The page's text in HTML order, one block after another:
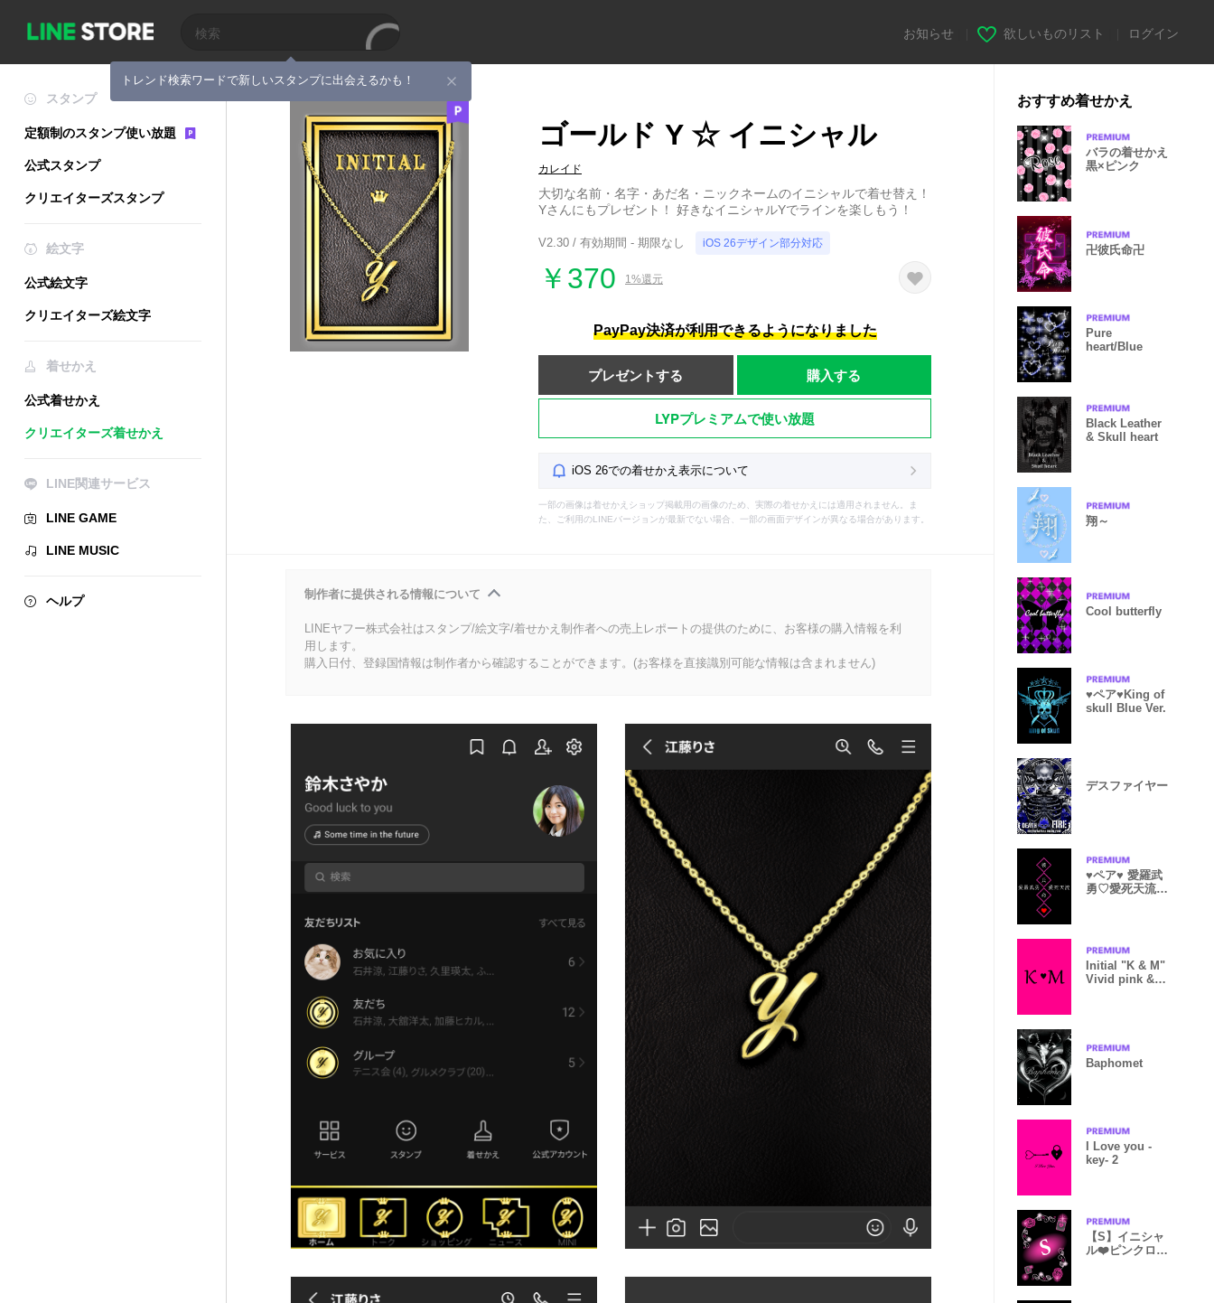
トレンド検索ワードで新しいスタンプに出会えるかも！
お知らせ 欲しいものリスト ログイン
スタンプ
定額制のスタンプ使い放題
公式スタンプ
クリエイターズスタンプ
絵文字
公式絵文字
クリエイターズ絵文字
着せかえ
公式着せかえ
クリエイターズ着せかえ
LINE関連サービス
LINE GAME
LINE MUSIC
ヘルプ
ゴールド Y ☆ イニシャル
カレイド
大切な名前・名字・あだ名・ニックネームのイニシャルで着せ替え！
Yさんにもプレゼント！ 好きなイニシャルYでラインを楽しもう！
V2.30 / 有効期間 - 期限なし iOS 26デザイン部分対応
￥370 1%還元
PayPay決済が利用できるようになりました
プレゼントする 購入する
LYPプレミアムで使い放題
iOS 26での着せかえ表示について
一部の画像は着せかえショップ掲載用の画像のため、実際の着せかえには適用されません。ま
た、ご利用のLINEバージョンが最新でない場合、一部の画面デザインが異なる場合があります。
制作者に提供される情報について
LINEヤフー株式会社はスタンプ/絵文字/着せかえ制作者への売上レポートの提供のために、お客様の購入情報を利
用します。
購入日付、登録国情報は制作者から確認することができます。(お客様を直接識別可能な情報は含まれません)
おすすめ着せかえ
バラの着せかえ
黒×ピンク
卍彼氏命卍
Pure
heart/Blue
Black Leather
& Skull heart
翔～
Cool butterfly
♥ペア♥King of
skull Blue Ver.
デスファイヤー
♥ペア♥ 愛羅武
勇♡愛死天流
Initial "K & M"
Vivid pink &
Baphomet
I Love you -
key- 2
【S】イニシャ
ル❤️ピンクロー